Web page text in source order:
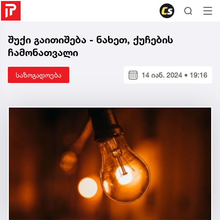
შუქი გაითიშება - ნახეთ, ქუჩების
ჩამონათვალი
საზოგადოება 14 იან. 2024 • 19:16